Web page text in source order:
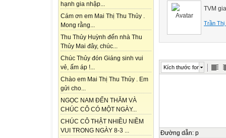
hạnh gia nhập...
Cám ơn em Mai Thị Thu Thủy .
Mong rằng...
Thu Thủy Huỳnh đến nhà Thu
Thủy Mai đây, chúc...
Chúc Thủy đón Giáng sinh vui
vẻ, ấm áp !...
Chào em Mai Thị Thu Thủy . Em
gửi cho...
NGỌC NAM ĐẾN THĂM VÀ
CHÚC CÔ CÓ MỘT NGÀY...
CHÚC CÔ THẬT NHIỀU NIỀM
VUI TRONG NGÀY 8-3 ...
TVM
Trần Thị
Kích thước font
Đường dẫn: p